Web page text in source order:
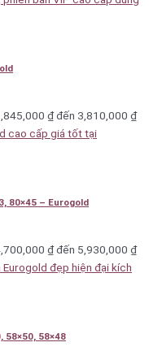
ưu đãi cho khách lẻ.
nổi bật tại
gian tủ bếp dưới
trong mọi căn bếp.
nổi bật trong các
₫ đến 3,810,000 ₫
80×45 – Eurogold
₫ đến 5,930,000 ₫
58×50, 58×48